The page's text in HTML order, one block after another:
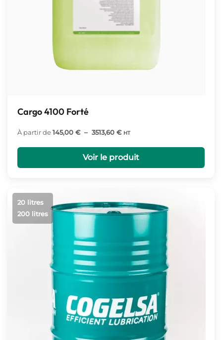
Cargo 4100 Forté
À partir de145,00 € – 3513,60 €Plage
145,00 €
à
HT
Voir le produit
20 litres
200 litres